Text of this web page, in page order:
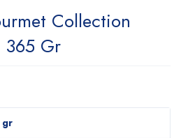
Collection
365 Gr
gr